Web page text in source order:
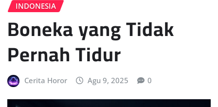
INDONESIA
Boneka yang Tidak
Pernah Tidur
Cerita Horor Agu 9, 2025 0